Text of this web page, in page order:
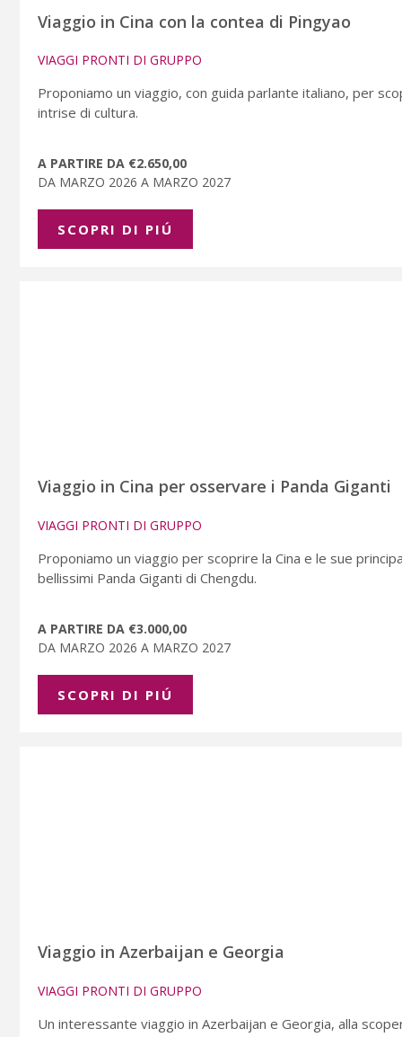
Viaggio in Cina con la contea di Pingyao
VIAGGI PRONTI DI GRUPPO
Proponiamo un viaggio, con guida parlante italiano, per
intrise di cultura.
A PARTIRE DA €2.650,00
DA MARZO 2026 A MARZO 2027
SCOPRI DI PIÚ
Viaggio in Cina per osservare i Panda Giganti
VIAGGI PRONTI DI GRUPPO
Proponiamo un viaggio per scoprire la Cina e le sue
bellissimi Panda Giganti di Chengdu.
A PARTIRE DA €3.000,00
DA MARZO 2026 A MARZO 2027
SCOPRI DI PIÚ
Viaggio in Azerbaijan e Georgia
VIAGGI PRONTI DI GRUPPO
Un interessante viaggio in Azerbaijan e Georgia, alla